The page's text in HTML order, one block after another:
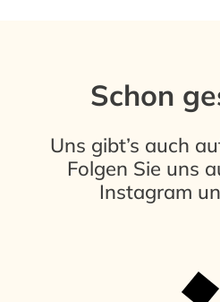
Schon
Uns gibt’s auch
Folgen Sie uns
Instagram